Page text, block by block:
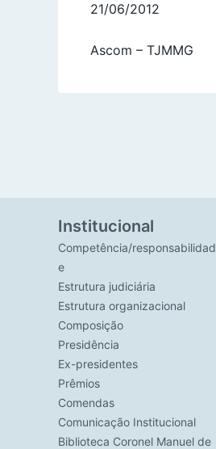
21/06/2012
Ascom – TJMMG
Institucional
Competência/responsabilidad
e
Estrutura judiciária
Estrutura organizacional
Composição
Presidência
Ex-presidentes
Prêmios
Comendas
Comunicação Institucional
Biblioteca Coronel Manuel de